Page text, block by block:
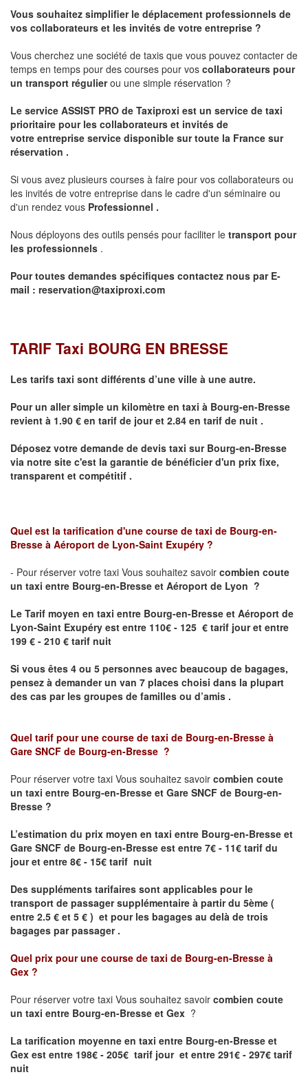
Vous souhaitez simplifier le déplacement professionnels de
vos collaborateurs et les invités de votre entreprise ?
Vous cherchez une société de taxis que vous pouvez contacter de
temps en temps pour des courses pour vos collaborateurs pour
un transport régulierou une simple réservation ?
Le service ASSIST PRO de Taxiproxi est un service de taxi
prioritaire pour les collaborateurs et invités de
votre entreprise service disponible sur toute la France sur
réservation .
Si vous avez plusieurs courses à faire pour vos collaborateurs ou
les invités de votre entreprise dans le cadre d'un séminaire ou
d'un rendez vous Professionnel .
Nous déployons des outils pensés pour faciliter le transport pour
les professionnels .
Pour toutes demandes spécifiques contactez nous par E-
mail : reservation@taxiproxi.com
TARIF Taxi BOURG EN BRESSE
Les tarifs taxi sont différents d’une ville à une autre.
Pour un aller simple un kilomètre en taxi à Bourg-en-Bresse
revient à 1.90 € en tarif de jour et 2.84 en tarif de nuit .
Déposez votre demande de devis taxi sur Bourg-en-Bresse
via notre site c'est la garantie de bénéficier d'un prix fixe,
transparent et compétitif .
Quel est la tarification d'une course de taxi de Bourg-en-
Bresse à Aéroport de Lyon-Saint Exupéry ?
- Pour réserver votre taxi Vous souhaitez savoir combien coute
un taxi entre Bourg-en-Bresse et Aéroport de Lyon ?
Le Tarif moyen en taxi entre Bourg-en-Bresse et Aéroport de
Lyon-Saint Exupéry est entre 110€ - 125 € tarif jour et entre
199 € - 210 € tarif nuit
Si vous êtes 4 ou 5 personnes avec beaucoup de bagages,
pensez à demander un van 7 places choisi dans la plupart
des cas par les groupes de familles ou d’amis .
Quel tarif pour une course de taxi de Bourg-en-Bresse à
Gare SNCF de Bourg-en-Bresse ?
Pour réserver votre taxi Vous souhaitez savoir combien coute
un taxi entre Bourg-en-Bresse et Gare SNCF de Bourg-en-
Bresse ?
L’estimation du prix moyen en taxi entre Bourg-en-Bresse et
Gare SNCF de Bourg-en-Bresse est entre 7€ - 11€ tarif du
jour et entre 8€ - 15€ tarif nuit
Des suppléments tarifaires sont applicables pour le
transport de passager supplémentaire à partir du 5ème (
entre 2.5 € et 5 € ) et pour les bagages au delà de trois
bagages par passager .
Quel prix pour une course de taxi de Bourg-en-Bresse à
Gex ?
Pour réserver votre taxi Vous souhaitez savoir combien coute
un taxi entre Bourg-en-Bresse et Gex ?
La tarification moyenne en taxi entre Bourg-en-Bresse et
Gex est entre 198€ - 205€ tarif jour et entre 291€ - 297€ tarif
nuit